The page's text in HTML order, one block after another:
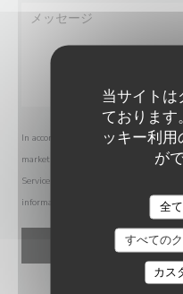
当サイトは
ております
ッキー利
が
全
すべての
カス
In accordance with data protection
marketing communications. UK
Service at
information about how we process your